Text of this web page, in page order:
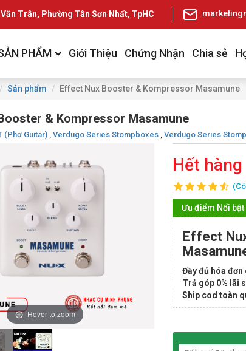
Trân, Phường Tân Sơn Nhất, TpHCM
PHẨM Giới Thiệu Chứng Nhận Chia sẻ
Sản phẩm Effect Nux Booster & Kompressor Masamune
& Kompressor Masamune
(Phơ Guitar) , Verdugo Series Stompboxes , Verdugo Series
Hover to zoom
Hết hàng
Ưu điểm Nổi bật
Effect
Đầy đủ hóa
Trả góp 0% lãi
Ship cod toàn